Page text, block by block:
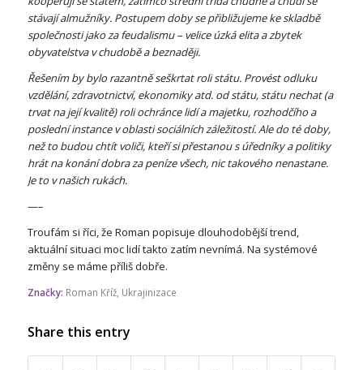
stávají almužníky. Postupem doby se přibližujeme ke skladbě
společnosti jako za feudalismu – velice úzká elita a zbytek
obyvatelstva v chudobě a beznaději.
Řešením by bylo razantně seškrtat roli státu. Provést odluku
vzdělání, zdravotnictví, ekonomiky atd. od státu, státu nechat (a
trvat na její kvalitě) roli ochránce lidí a majetku, rozhodčího a
poslední instance v oblasti sociálních záležitostí. Ale do té doby,
než to budou chtít voliči, kteří si přestanou s úředníky a politiky
hrát na konání dobra za peníze všech, nic takového nenastane.
Je to v našich rukách.
—–
Troufám si říci, že Roman popisuje dlouhodobější trend,
aktuální situaci moc lidí takto zatím nevnímá. Na systémové
změny se máme příliš dobře.
Značky: Roman Kříž, Ukrajinizace
Share this entry